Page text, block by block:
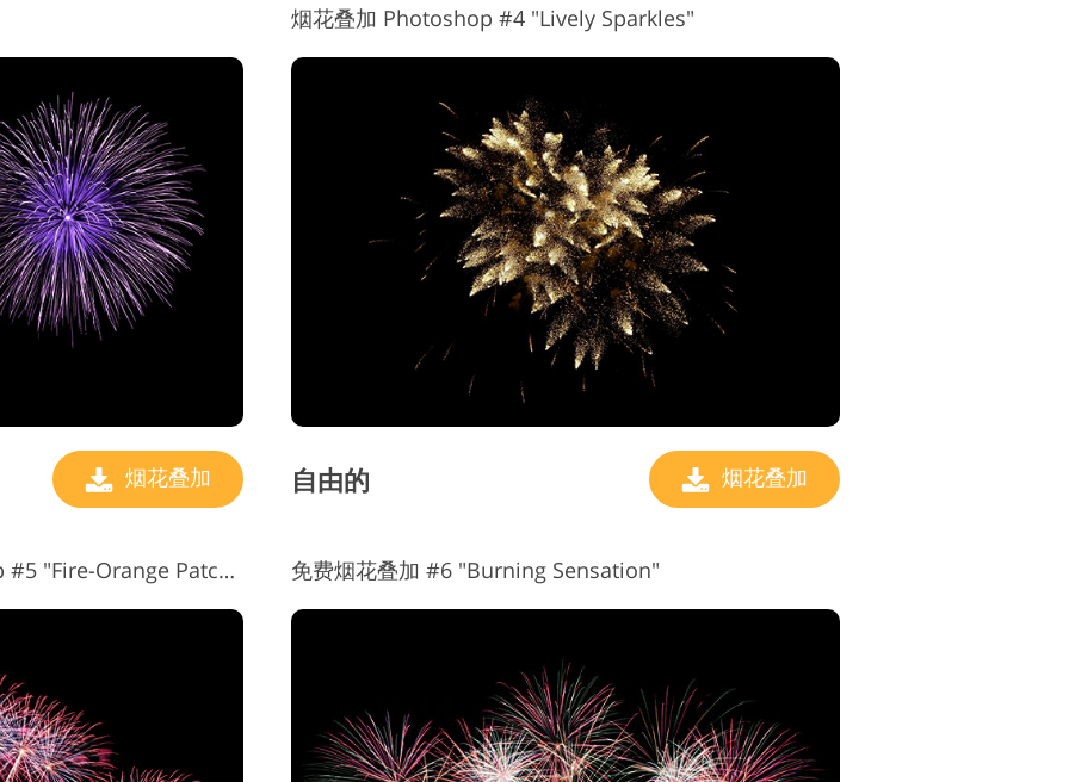
烟花叠加
烟花叠加 Photoshop #4 "Lively Sparkles"
自由的 烟花叠加
免费 Fireworks 叠加 Photoshop #5 "Fire-Orange Patches" 免费烟花叠加 #6 "Burning Sensation"